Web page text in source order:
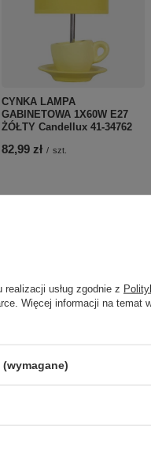
CYNKA LAMPA
GABINETOWA 1X60W E27
ŻÓŁTY Candellux 41-34762
82,99 zł / szt.
usług zgodnie z
Więcej informacji na